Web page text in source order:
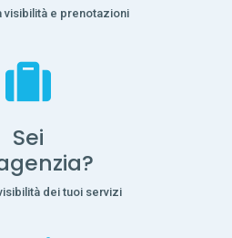
visibilità e prenotazioni
Sei
dei tuoi servizi